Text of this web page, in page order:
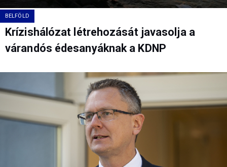
BELFÖLD
Krízishálózat létrehozását javasolja a
várandós édesanyáknak a KDNP